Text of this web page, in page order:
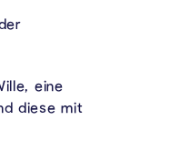
eine
diese mit